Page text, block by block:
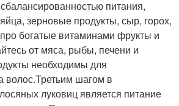
питания,
зерновые продукты, сыр, горох,
богатые витаминами фрукты и
от мяса, рыбы, печени и
необходимы для
волос.Третьим шагом в
луковиц является питание